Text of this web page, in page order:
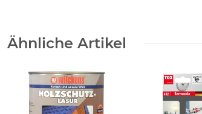
Ähnliche Artikel